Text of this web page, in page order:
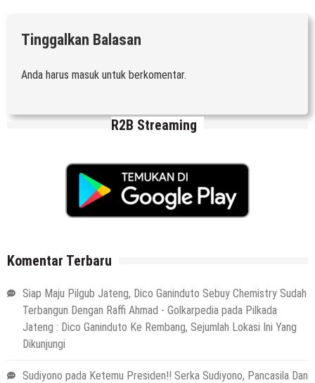
Tinggalkan Balasan
Anda harus masuk untuk berkomentar.
R2B Streaming
Komentar Terbaru
Siap Maju Pilgub Jateng, Dico Ganinduto Sebuy Chemistry Sudah
Terbangun Dengan Raffi Ahmad - Golkarpedia pada Pilkada
Jateng : Dico Ganinduto Ke Rembang, Sejumlah Lokasi Ini Yang
Dikunjungi
Sudiyono pada Ketemu Presiden!! Serka Sudiyono, Pancasila Dan